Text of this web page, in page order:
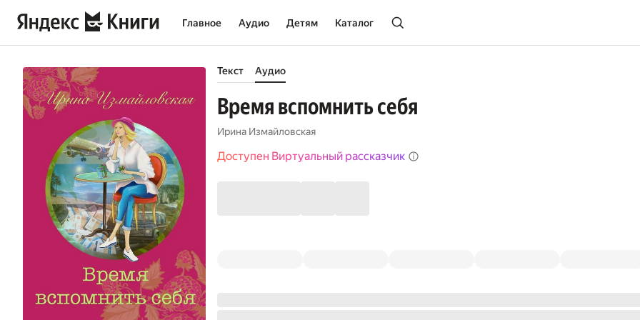
Главное Аудио Детям Каталог
Текст Аудио
Время вспомнить себя
Ирина Измайловская
Доступен Виртуальный рассказчик